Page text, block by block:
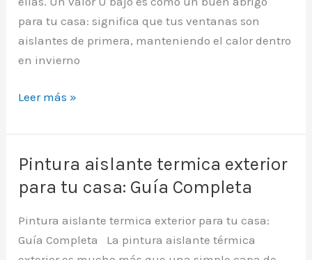
para tu casa: significa que tus ventanas son
aislantes de primera, manteniendo el calor dentro
en invierno
Transmitancia
ventanas:
Ahorra
en
Valencia
Leer más »
Pintura aislante termica exterior
para tu casa: Guía Completa
Pintura aislante termica exterior para tu casa:
Guía Completa La pintura aislante térmica